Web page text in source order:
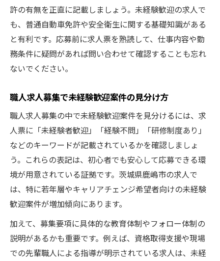
許の有無を正直に記載しましょう。未経験歓迎の求人で
も、普通自動車免許や安全衛生に関する基礎知識がある
と有利です。応募前に求人票を熟読して、仕事内容や勤
務条件に疑問があれば問い合わせて確認することも忘れ
ないでください。
職人求人募集で未経験歓迎案件の見分け方
職人求人募集の中で未経験歓迎案件を見分けるには、求
人票に「未経験者歓迎」「経験不問」「研修制度あり」
などのキーワードが記載されているかを確認しましょ
う。これらの表記は、初心者でも安心して応募できる環
境が用意されている証拠です。茨城県鹿嶋市の求人で
は、特に若年層やキャリアチェンジ希望者向けの未経験
歓迎案件が増加傾向にあります。
加えて、募集要項に具体的な教育体制やフォロー体制の
説明があるかも重要です。例えば、資格取得支援や現場
での先輩職人による指導が明示されている求人は、未経